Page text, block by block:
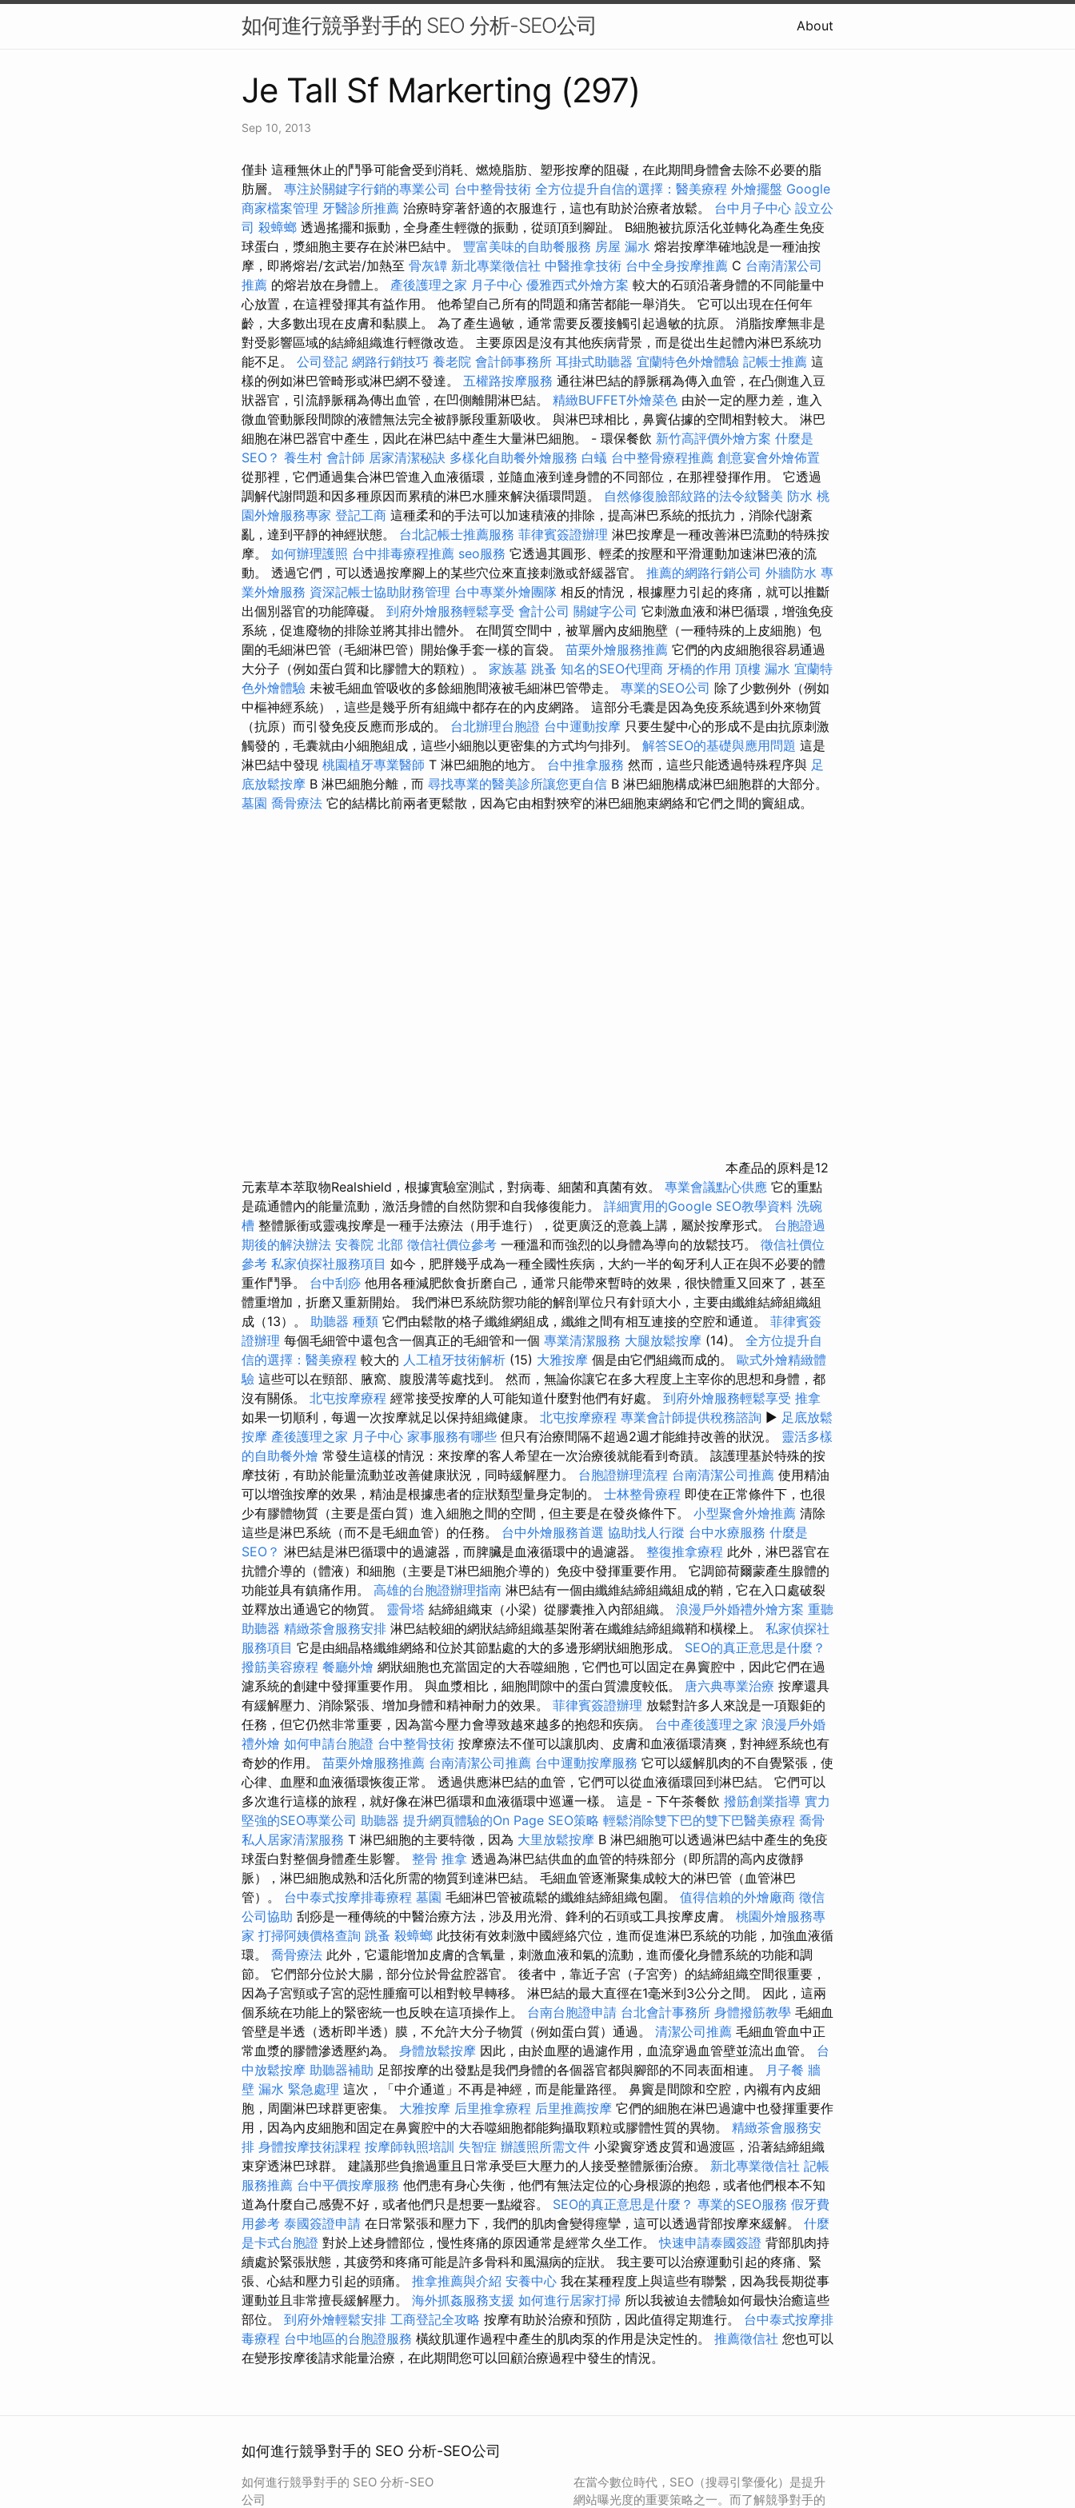
如何進行競爭對手的 SEO 分析-SEO公司 About
Je Tall Sf Markerting (297)
Sep 10, 2013
僅卦 這種無休止的鬥爭可能會受到消耗、燃燒脂肪、塑形按摩的阻礙，在此期間身體會去除不必要的脂
肪層。 專注於關鍵字行銷的專業公司 台中整骨技術 全方位提升自信的選擇：醫美療程 外燴擺盤 Google
商家檔案管理 牙醫診所推薦 治療時穿著舒適的衣服進行，這也有助於治療者放鬆。 台中月子中心 設立公
司 殺蟑螂 透過搖擺和振動，全身產生輕微的振動，從頭頂到腳趾。 B細胞被抗原活化並轉化為產生免疫
球蛋白，漿細胞主要存在於淋巴結中。 豐富美味的自助餐服務 房屋 漏水 熔岩按摩準確地說是一種油按
摩，即將熔岩/玄武岩/加熱至 骨灰罈 新北專業徵信社 中醫推拿技術 台中全身按摩推薦 C 台南清潔公司
推薦 的熔岩放在身體上。 產後護理之家 月子中心 優雅西式外燴方案 較大的石頭沿著身體的不同能量中
心放置，在這裡發揮其有益作用。 他希望自己所有的問題和痛苦都能一舉消失。 它可以出現在任何年
齡，大多數出現在皮膚和黏膜上。 為了產生過敏，通常需要反覆接觸引起過敏的抗原。 消脂按摩無非是
對受影響區域的結締組織進行輕微改造。 主要原因是沒有其他疾病背景，而是從出生起體內淋巴系統功
能不足。 公司登記 網路行銷技巧 養老院 會計師事務所 耳掛式助聽器 宜蘭特色外燴體驗 記帳士推薦 這
樣的例如淋巴管畸形或淋巴網不發達。 五權路按摩服務 通往淋巴結的靜脈稱為傳入血管，在凸側進入豆
狀器官，引流靜脈稱為傳出血管，在凹側離開淋巴結。 精緻BUFFET外燴菜色 由於一定的壓力差，進入
微血管動脈段間隙的液體無法完全被靜脈段重新吸收。 與淋巴球相比，鼻竇佔據的空間相對較大。 淋巴
細胞在淋巴器官中產生，因此在淋巴結中產生大量淋巴細胞。 - 環保餐飲 新竹高評價外燴方案 什麼是
SEO？ 養生村 會計師 居家清潔秘訣 多樣化自助餐外燴服務 白蟻 台中整骨療程推薦 創意宴會外燴佈置
從那裡，它們通過集合淋巴管進入血液循環，並隨血液到達身體的不同部位，在那裡發揮作用。 它透過
調解代謝問題和因多種原因而累積的淋巴水腫來解決循環問題。 自然修復臉部紋路的法令紋醫美 防水 桃
園外燴服務專家 登記工商 這種柔和的手法可以加速積液的排除，提高淋巴系統的抵抗力，消除代謝紊
亂，達到平靜的神經狀態。 台北記帳士推薦服務 菲律賓簽證辦理 淋巴按摩是一種改善淋巴流動的特殊按
摩。 如何辦理護照 台中排毒療程推薦 seo服務 它透過其圓形、輕柔的按壓和平滑運動加速淋巴液的流
動。 透過它們，可以透過按摩腳上的某些穴位來直接刺激或舒緩器官。 推薦的網路行銷公司 外牆防水 專
業外燴服務 資深記帳士協助財務管理 台中專業外燴團隊 相反的情況，根據壓力引起的疼痛，就可以推斷
出個別器官的功能障礙。 到府外燴服務輕鬆享受 會計公司 關鍵字公司 它刺激血液和淋巴循環，增強免疫
系統，促進廢物的排除並將其排出體外。 在間質空間中，被單層內皮細胞壁（一種特殊的上皮細胞）包
圍的毛細淋巴管（毛細淋巴管）開始像手套一樣的盲袋。 苗栗外燴服務推薦 它們的內皮細胞很容易通過
大分子（例如蛋白質和比膠體大的顆粒）。 家族墓 跳蚤 知名的SEO代理商 牙橋的作用 頂樓 漏水 宜蘭特
色外燴體驗 未被毛細血管吸收的多餘細胞間液被毛細淋巴管帶走。 專業的SEO公司 除了少數例外（例如
中樞神經系統），這些是幾乎所有組織中都存在的內皮網路。 這部分毛囊是因為免疫系統遇到外來物質
（抗原）而引發免疫反應而形成的。 台北辦理台胞證 台中運動按摩 只要生髮中心的形成不是由抗原刺激
觸發的，毛囊就由小細胞組成，這些小細胞以更密集的方式均勻排列。 解答SEO的基礎與應用問題 這是
淋巴結中發現 桃園植牙專業醫師 T 淋巴細胞的地方。 台中推拿服務 然而，這些只能透過特殊程序與 足
底放鬆按摩 B 淋巴細胞分離，而 尋找專業的醫美診所讓您更自信 B 淋巴細胞構成淋巴細胞群的大部分。
墓園 喬骨療法 它的結構比前兩者更鬆散，因為它由相對狹窄的淋巴細胞束網絡和它們之間的竇組成。
本產品的原料是12
元素草本萃取物Realshield，根據實驗室測試，對病毒、細菌和真菌有效。 專業會議點心供應 它的重點
是疏通體內的能量流動，激活身體的自然防禦和自我修復能力。 詳細實用的Google SEO教學資料 洗碗
槽 整體脈衝或靈魂按摩是一種手法療法（用手進行），從更廣泛的意義上講，屬於按摩形式。 台胞證過
期後的解決辦法 安養院 北部 徵信社價位參考 一種溫和而強烈的以身體為導向的放鬆技巧。 徵信社價位
參考 私家偵探社服務項目 如今，肥胖幾乎成為一種全國性疾病，大約一半的匈牙利人正在與不必要的體
重作鬥爭。 台中刮痧 他用各種減肥飲食折磨自己，通常只能帶來暫時的效果，很快體重又回來了，甚至
體重增加，折磨又重新開始。 我們淋巴系統防禦功能的解剖單位只有針頭大小，主要由纖維結締組織組
成（13）。 助聽器 種類 它們由鬆散的格子纖維網組成，纖維之間有相互連接的空腔和通道。 菲律賓簽
證辦理 每個毛細管中還包含一個真正的毛細管和一個 專業清潔服務 大腿放鬆按摩 (14)。 全方位提升自
信的選擇：醫美療程 較大的 人工植牙技術解析 (15) 大雅按摩 個是由它們組織而成的。 歐式外燴精緻體
驗 這些可以在頸部、腋窩、腹股溝等處找到。 然而，無論你讓它在多大程度上主宰你的思想和身體，都
沒有關係。 北屯按摩療程 經常接受按摩的人可能知道什麼對他們有好處。 到府外燴服務輕鬆享受 推拿
如果一切順利，每週一次按摩就足以保持組織健康。 北屯按摩療程 專業會計師提供稅務諮詢 ▶ 足底放鬆
按摩 產後護理之家 月子中心 家事服務有哪些 但只有治療間隔不超過2週才能維持改善的狀況。 靈活多樣
的自助餐外燴 常發生這樣的情況：來按摩的客人希望在一次治療後就能看到奇蹟。 該護理基於特殊的按
摩技術，有助於能量流動並改善健康狀況，同時緩解壓力。 台胞證辦理流程 台南清潔公司推薦 使用精油
可以增強按摩的效果，精油是根據患者的症狀類型量身定制的。 士林整骨療程 即使在正常條件下，也很
少有膠體物質（主要是蛋白質）進入細胞之間的空間，但主要是在發炎條件下。 小型聚會外燴推薦 清除
這些是淋巴系統（而不是毛細血管）的任務。 台中外燴服務首選 協助找人行蹤 台中水療服務 什麼是
SEO？ 淋巴結是淋巴循環中的過濾器，而脾臟是血液循環中的過濾器。 整復推拿療程 此外，淋巴器官在
抗體介導的（體液）和細胞（主要是T淋巴細胞介導的）免疫中發揮重要作用。 它調節荷爾蒙產生腺體的
功能並具有鎮痛作用。 高雄的台胞證辦理指南 淋巴結有一個由纖維結締組織組成的鞘，它在入口處破裂
並釋放出通過它的物質。 靈骨塔 結締組織束（小梁）從膠囊推入內部組織。 浪漫戶外婚禮外燴方案 重聽
助聽器 精緻茶會服務安排 淋巴結較細的網狀結締組織基架附著在纖維結締組織鞘和橫樑上。 私家偵探社
服務項目 它是由細晶格纖維網絡和位於其節點處的大的多邊形網狀細胞形成。 SEO的真正意思是什麼？
撥筋美容療程 餐廳外燴 網狀細胞也充當固定的大吞噬細胞，它們也可以固定在鼻竇腔中，因此它們在過
濾系統的創建中發揮重要作用。 與血漿相比，細胞間隙中的蛋白質濃度較低。 唐六典專業治療 按摩還具
有緩解壓力、消除緊張、增加身體和精神耐力的效果。 菲律賓簽證辦理 放鬆對許多人來說是一項艱鉅的
任務，但它仍然非常重要，因為當今壓力會導致越來越多的抱怨和疾病。 台中產後護理之家 浪漫戶外婚
禮外燴 如何申請台胞證 台中整骨技術 按摩療法不僅可以讓肌肉、皮膚和血液循環清爽，對神經系統也有
奇妙的作用。 苗栗外燴服務推薦 台南清潔公司推薦 台中運動按摩服務 它可以緩解肌肉的不自覺緊張，使
心律、血壓和血液循環恢復正常。 透過供應淋巴結的血管，它們可以從血液循環回到淋巴結。 它們可以
多次進行這樣的旅程，就好像在淋巴循環和血液循環中巡邏一樣。 這是 - 下午茶餐飲 撥筋創業指導 實力
堅強的SEO專業公司 助聽器 提升網頁體驗的On Page SEO策略 輕鬆消除雙下巴的雙下巴醫美療程 喬骨
私人居家清潔服務 T 淋巴細胞的主要特徵，因為 大里放鬆按摩 B 淋巴細胞可以透過淋巴結中產生的免疫
球蛋白對整個身體產生影響。 整骨 推拿 透過為淋巴結供血的血管的特殊部分（即所謂的高內皮微靜
脈），淋巴細胞成熟和活化所需的物質到達淋巴結。 毛細血管逐漸聚集成較大的淋巴管（血管淋巴
管）。 台中泰式按摩排毒療程 墓園 毛細淋巴管被疏鬆的纖維結締組織包圍。 值得信賴的外燴廠商 徵信
公司協助 刮痧是一種傳統的中醫治療方法，涉及用光滑、鋒利的石頭或工具按摩皮膚。 桃園外燴服務專
家 打掃阿姨價格查詢 跳蚤 殺蟑螂 此技術有效刺激中國經絡穴位，進而促進淋巴系統的功能，加強血液循
環。 喬骨療法 此外，它還能增加皮膚的含氧量，刺激血液和氣的流動，進而優化身體系統的功能和調
節。 它們部分位於大腸，部分位於骨盆腔器官。 後者中，靠近子宮（子宮旁）的結締組織空間很重要，
因為子宮頸或子宮的惡性腫瘤可以相對較早轉移。 淋巴結的最大直徑在1毫米到3公分之間。 因此，這兩
個系統在功能上的緊密統一也反映在這項操作上。 台南台胞證申請 台北會計事務所 身體撥筋教學 毛細血
管壁是半透（透析即半透）膜，不允許大分子物質（例如蛋白質）通過。 清潔公司推薦 毛細血管血中正
常血漿的膠體滲透壓約為。 身體放鬆按摩 因此，由於血壓的過濾作用，血流穿過血管壁並流出血管。 台
中放鬆按摩 助聽器補助 足部按摩的出發點是我們身體的各個器官都與腳部的不同表面相連。 月子餐 牆
壁 漏水 緊急處理 這次，「中介通道」不再是神經，而是能量路徑。 鼻竇是間隙和空腔，內襯有內皮細
胞，周圍淋巴球群更密集。 大雅按摩 后里推拿療程 后里推薦按摩 它們的細胞在淋巴過濾中也發揮重要作
用，因為內皮細胞和固定在鼻竇腔中的大吞噬細胞都能夠攝取顆粒或膠體性質的異物。 精緻茶會服務安
排 身體按摩技術課程 按摩師執照培訓 失智症 辦護照所需文件 小梁竇穿透皮質和過渡區，沿著結締組織
束穿透淋巴球群。 建議那些負擔過重且日常承受巨大壓力的人接受整體脈衝治療。 新北專業徵信社 記帳
服務推薦 台中平價按摩服務 他們患有身心失衡，他們有無法定位的心身根源的抱怨，或者他們根本不知
道為什麼自己感覺不好，或者他們只是想要一點縱容。 SEO的真正意思是什麼？ 專業的SEO服務 假牙費
用參考 泰國簽證申請 在日常緊張和壓力下，我們的肌肉會變得痙攣，這可以透過背部按摩來緩解。 什麼
是卡式台胞證 對於上述身體部位，慢性疼痛的原因通常是經常久坐工作。快速申請泰國簽證 背部肌肉持
續處於緊張狀態，其疲勞和疼痛可能是許多骨科和風濕病的症狀。 我主要可以治療運動引起的疼痛、緊
張、心結和壓力引起的頭痛。 推拿推薦與介紹 安養中心 我在某種程度上與這些有聯繫，因為我長期從事
運動並且非常擅長緩解壓力。 海外抓姦服務支援 如何進行居家打掃 所以我被迫去體驗如何最快治癒這些
部位。 到府外燴輕鬆安排 工商登記全攻略 按摩有助於治療和預防，因此值得定期進行。 台中泰式按摩排
毒療程 台中地區的台胞證服務 橫紋肌運作過程中產生的肌肉泵的作用是決定性的。 推薦徵信社 您也可以
在變形按摩後請求能量治療，在此期間您可以回顧治療過程中發生的情況。
如何進行競爭對手的 SEO 分析-SEO公司
如何進行競爭對手的 SEO 分析-SEO
公司
在當今數位時代，SEO（搜尋引擎優化）是提升
網站曝光度的重要策略之一。而了解競爭對手的